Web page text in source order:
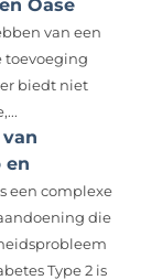
Oase
van een
toevoeging
biedt niet
en
een complexe
die
Type 2 is